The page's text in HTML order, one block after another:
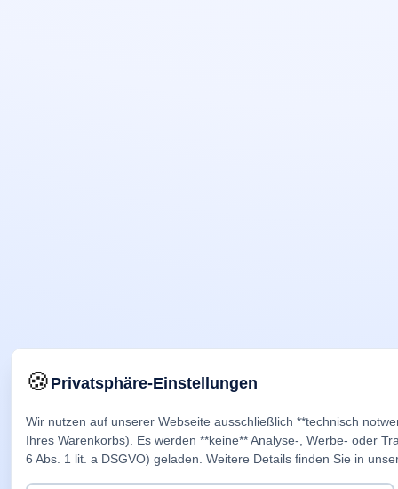
🍪Privatsphäre-Einstellungen
Wir nutzen auf unserer Webseite ausschließlich **technisch
Ihres Warenkorbs). Es werden **keine** Analyse-, Werbe- oder
6 Abs. 1 lit. a DSGVO) geladen. Weitere Details finden Sie in